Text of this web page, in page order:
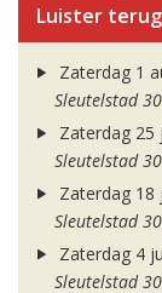
Luister terug
Zaterdag 1
Sleutelstad 30
Zaterdag 25
Sleutelstad 30
Zaterdag 18
Sleutelstad 30
Zaterdag 4
Sleutelstad 30